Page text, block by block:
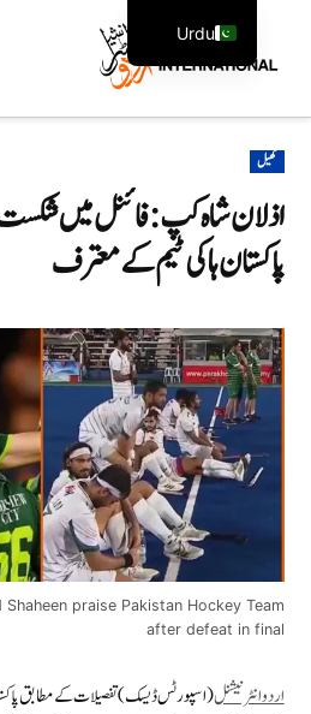
POSTED
IN
کھیل
اذلان شاہ کپ: فائنل میں شکست
پاکستان ہاکی ٹیم کے معترف
praise Pakistan Hockey Team
after defeat in final
اردو انٹرنیشنل(اسپورٹس ڈیسک) تفصیلات کے مطابق
Urdu
English